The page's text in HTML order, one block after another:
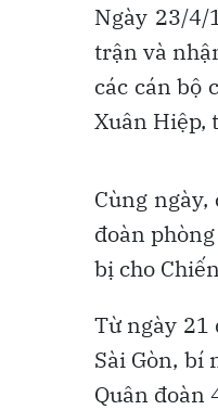
Ngày 23/
trận và
các cán bộ
Xuân Hiệp,
Cùng
đoàn
bị cho
Từ ngày 21
Sài Gòn, bí
Quân đoàn